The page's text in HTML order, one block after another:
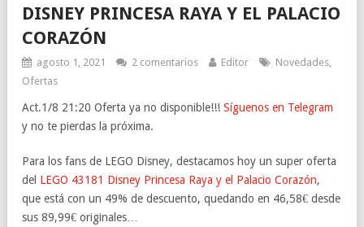
DISNEY PRINCESA RAYA Y EL PALACIO
CORAZÓN
agosto 1, 2021 2 comentarios Editor Novedades,
Ofertas
Act.1/8 21:20 Oferta ya no disponible!!! Síguenos en Telegram
y no te pierdas la próxima.
Para los fans de LEGO Disney, destacamos hoy un super oferta
del LEGO 43181 Disney Princesa Raya y el Palacio Corazón,
que está con un 49% de descuento, quedando en 46,58€ desde
sus 89,99€ originales…